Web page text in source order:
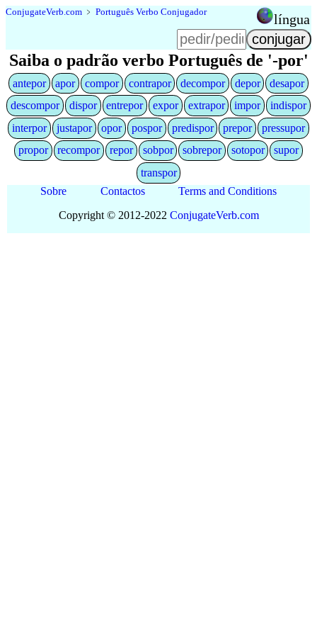
ConjugateVerb.com ﹥ Português Verbo Conjugador língua
Saiba o padrão verbo Português de '-por'
antepor apor compor contrapor decompor depor
desapor
descompor
dispor entrepor expor extrapor impor
indispor
interpor
justapor opor pospor predispor prepor
pressupor
propor
recompor repor sobpor sobrepor sotopor
supor
transpor
Sobre
Contactos
Terms and Conditions
Copyright © 2012-2022 ConjugateVerb.com